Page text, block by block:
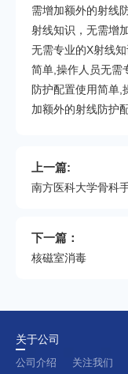
需增加额外的射线
射线知识，无需增
无需专业的X射线
简单,操作人员无需
防护配置使用简单,
加额外的射线防护
上一篇:
南方医科大学骨科
下一篇：
核磁室消毒
关于公司
公司介绍
关注我们